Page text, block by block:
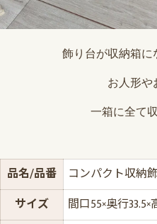
飾り台が収納箱に
お人形や
一箱に全て
品名/品番
コンパクト収納
サイズ
間口55×奥行